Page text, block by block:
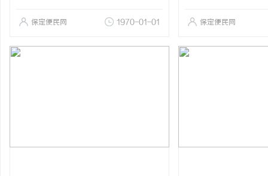
保定便民网 1970-01-01 保定便民网